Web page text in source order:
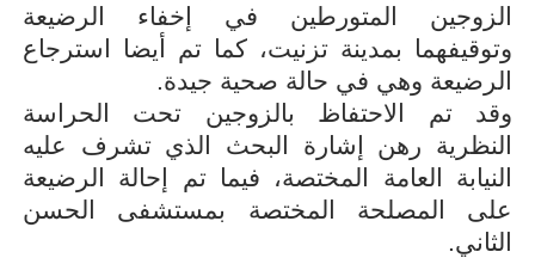
الزوجين المتورطين في إخفاء الرضيعة
وتوقيفهما بمدينة تزنيت، كما تم أيضا استرجاع
الرضيعة وهي في حالة صحية جيدة.
وقد تم الاحتفاظ بالزوجين تحت الحراسة
النظرية رهن إشارة البحث الذي تشرف عليه
النيابة العامة المختصة، فيما تم إحالة الرضيعة
على المصلحة المختصة بمستشفى الحسن
الثاني.